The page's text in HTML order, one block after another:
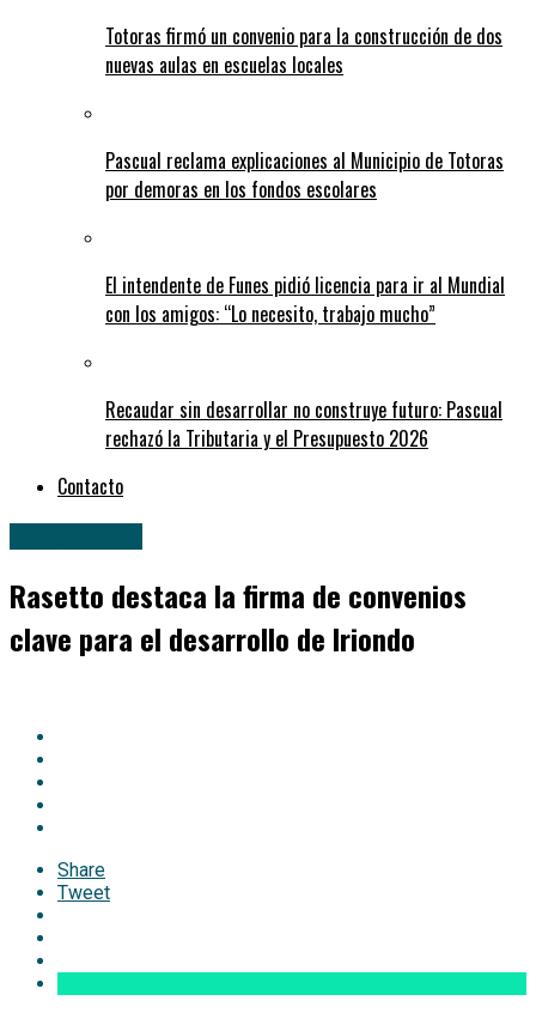
Totoras firmó un convenio para la construcción de dos
nuevas aulas en escuelas locales
Pascual reclama explicaciones al Municipio de Totoras
por demoras en los fondos escolares
El intendente de Funes pidió licencia para ir al Mundial
con los amigos: “Lo necesito, trabajo mucho”
Recaudar sin desarrollar no construye futuro: Pascual
rechazó la Tributaria y el Presupuesto 2026
Contacto
Rasetto destaca la firma de convenios
clave para el desarrollo de Iriondo
Share
Tweet